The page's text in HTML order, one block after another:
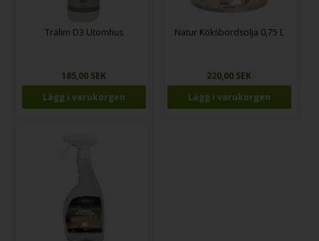
Trälim D3 Utomhus
185,00 SEK
Natur Köksbordsolja 0,75 L
220,00 SEK